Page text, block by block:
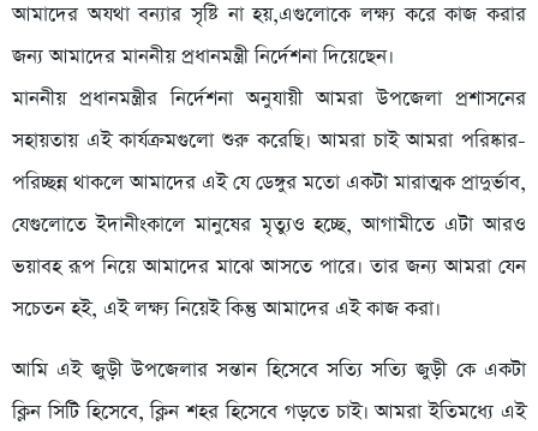
আমাদের অযথা বন্যার সৃষ্টি না হয়,এগুলোকে লক্ষ্য করে কাজ করার
জন্য আমাদের মাননীয় প্রধানমন্ত্রী নির্দেশনা দিয়েছেন।
মাননীয় প্রধানমন্ত্রীর নির্দেশনা অনুযায়ী আমরা উপজেলা প্রশাসনের
সহায়তায় এই কার্যক্রমগুলো শুরু করেছি। আমরা চাই আমরা পরিষ্কার-
পরিচ্ছন্ন থাকলে আমাদের এই যে ডেঙ্গুর মতো একটা মারাত্মক প্রাদুর্ভাব,
যেগুলোতে ইদানীংকালে মানুষের মৃত্যুও হচ্ছে, আগামীতে এটা আরও
ভয়াবহ রূপ নিয়ে আমাদের মাঝে আসতে পারে। তার জন্য আমরা যেন
সচেতন হই, এই লক্ষ্য নিয়েই কিন্তু আমাদের এই কাজ করা।
​আমি এই জুড়ী উপজেলার সন্তান হিসেবে সত্যি সত্যি জুড়ী কে একটা
ক্লিন সিটি হিসেবে, ক্লিন শহর হিসেবে গড়তে চাই। আমরা ইতিমধ্যে এই